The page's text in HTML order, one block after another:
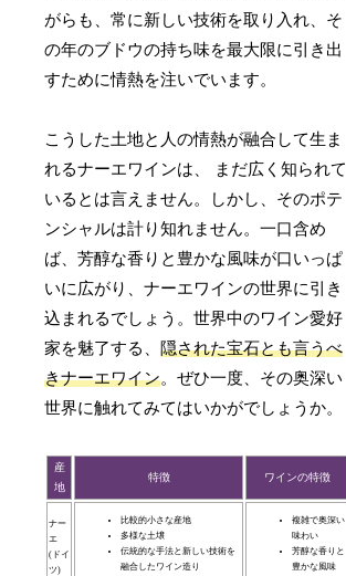
がらも、常に新しい技術を取り入れ、そ
の年のブドウの持ち味を最大限に引き出
すために情熱を注いでいます。
こうした土地と人の情熱が融合して生ま
れるナーエワインは、 まだ広く知られて
いるとは言えません。しかし、そのポテ
ンシャルは計り知れません。一口含め
ば、芳醇な香りと豊かな風味が口いっぱ
いに広がり、ナーエワインの世界に引き
込まれるでしょう。世界中のワイン愛好
家を魅了する、隠された宝石とも言うべ
きナーエワイン。ぜひ一度、その奥深い
世界に触れてみてはいかがでしょうか。
産
地
特徴 ワインの特徴
ナー
エ
(ドイ
ツ)
比較的小さな産地
多様な土壌
伝統的な手法と新しい技術を
融合したワイン造り
複雑で奥深い
味わい
芳醇な香りと
豊かな風味